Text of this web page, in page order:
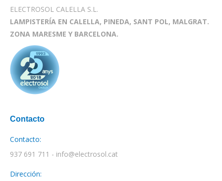
ELECTROSOL CALELLA S.L.
LAMPISTERÍA EN CALELLA, PINEDA, SANT POL, MALGRAT.
ZONA MARESME Y BARCELONA.
Contacto
Contacto:
937 691 711 - info@electrosol.cat
Dirección: